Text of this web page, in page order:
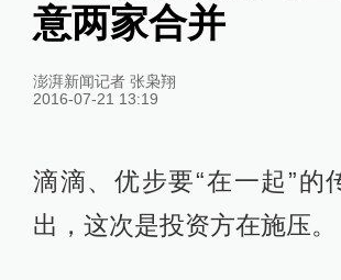
意两家合并
澎湃新闻记者 张枭翔
2016-07-21 13:19
滴滴、优步要“在一起”的
出，这次是投资方在施压。